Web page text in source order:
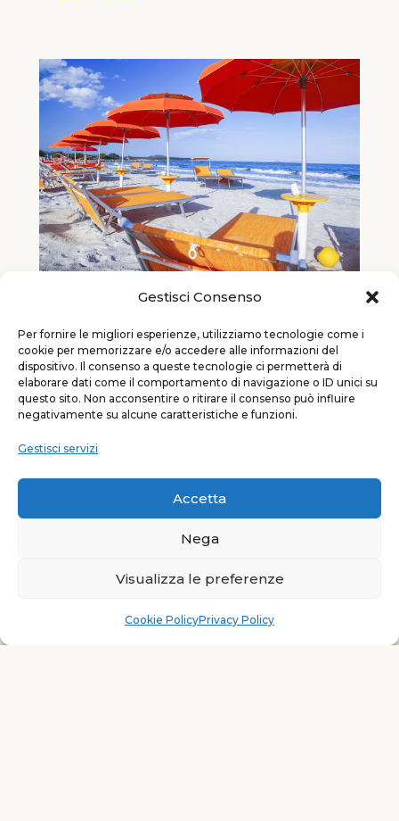
Gestisci Consenso
Per fornire le migliori esperienze, utilizziamo tecnologie come i
cookie per memorizzare e/o accedere alle informazioni del
dispositivo. Il consenso a queste tecnologie ci permetterà di
elaborare dati come il comportamento di navigazione o ID unici su
questo sito. Non acconsentire o ritirare il consenso può influire
negativamente su alcune caratteristiche e funzioni.
Gestisci servizi
Accetta
Nega
Visualizza le preferenze
Cookie PolicyPrivacy Policy
Lasciatevi rapire dalla Sardegna,
un'isola magica nel cuore del
Mediterraneo. Un territorio incastonato
come un prezioso gioiello, dove
natura...